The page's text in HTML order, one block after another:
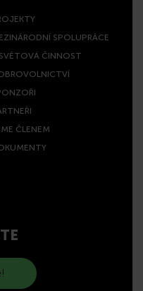
SPOLUPRÁCE
ČINNOST
ČLENEM